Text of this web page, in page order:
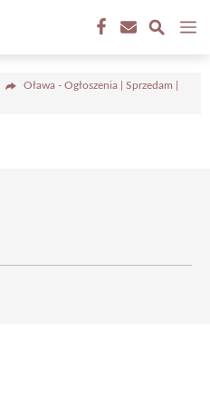
Oława - Ogłoszenia | Sprzedam |